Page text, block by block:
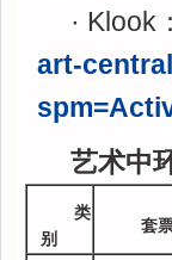
· Klook：
art-
艺术中
类
别
套